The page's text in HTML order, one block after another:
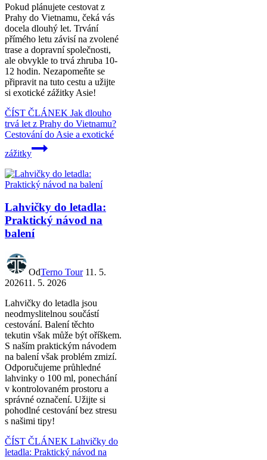
Pokud plánujete cestovat z
Prahy do Vietnamu, čeká vás
docela dlouhý let. Trvání
přímého letu závisí na zvolené
trase a dopravní společnosti,
ale obvykle to trvá zhruba 10-
12 hodin. Nezapomeňte se
připravit na tuto cestu a užijte
si exotické zážitky Asie!
ČÍST ČLÁNEK Jak dlouho
trvá let z Prahy do Vietnamu?
Cestování do Asie a exotické
zážitky
Lahvičky do letadla:
Praktický návod na
balení
OdTerno Tour 11. 5.
202611. 5. 2026
Lahvičky do letadla jsou
neodmyslitelnou součástí
cestování. Balení těchto
tekutin však může být oříškem.
S naším praktickým návodem
na balení však problém zmizí.
Odporučujeme průhledné
lahvinky o 100 ml, ponechání
v kontrolovaném prostoru a
správné označení. Užijte si
pohodlné cestování bez stresu
s našimi tipy!
ČÍST ČLÁNEK Lahvičky do
letadla: Praktický návod na